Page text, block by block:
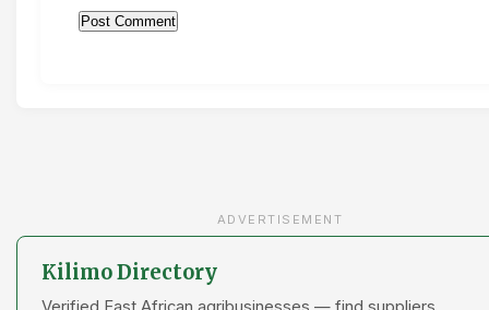
ADVERTISEMENT
Kilimo Directory